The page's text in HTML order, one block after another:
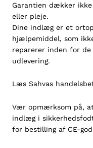
Garantien dækker
eller pleje.
Dine indlæg er et
hjælpemiddel, som
reparerer inden for
udlevering.
Læs Sahvas
Vær opmærksom på,
indlæg i
for bestilling af CE-